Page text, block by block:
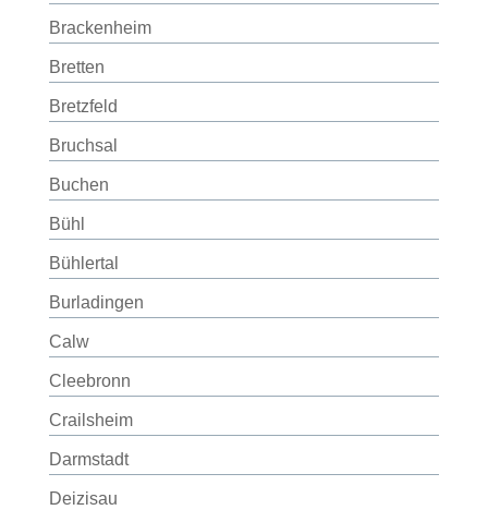
Brackenheim
Bretten
Bretzfeld
Bruchsal
Buchen
Bühl
Bühlertal
Burladingen
Calw
Cleebronn
Crailsheim
Darmstadt
Deizisau